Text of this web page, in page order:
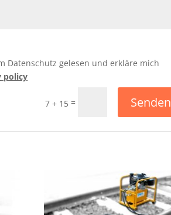
Datenschutz gelesen und erkläre mich
policy
7 + 15= Senden